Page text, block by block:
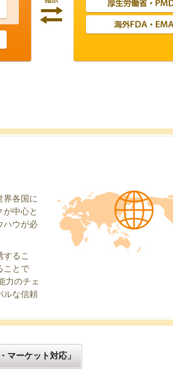
界各国に
中心と
ハウが必
するこ
ことで
力のチェ
ルな信頼
マーケット対応」